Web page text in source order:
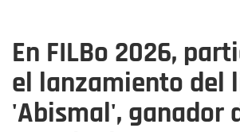
En FILBo 2026,
el lanzamiento del
'Abismal', ganador